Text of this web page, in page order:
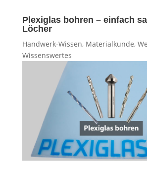
Plexiglas bohren – einfach
Löcher
Handwerk-Wissen, Materialkunde,
Wissenswertes